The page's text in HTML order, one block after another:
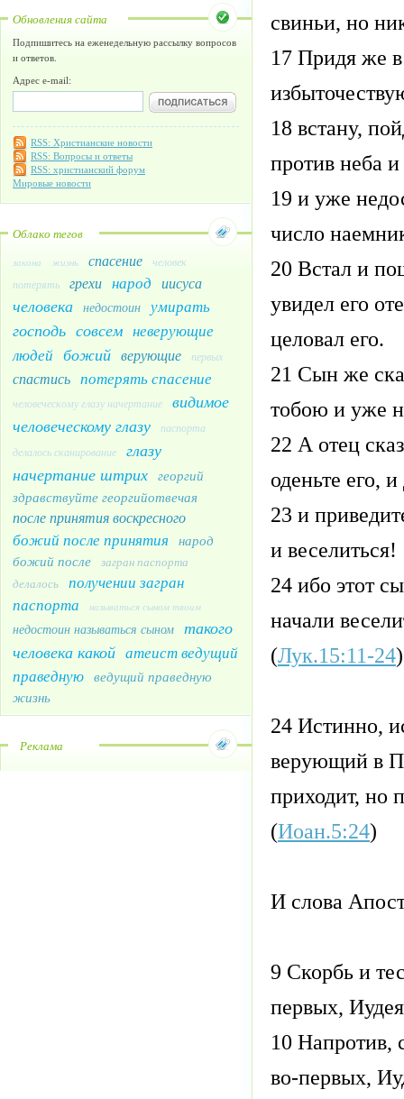
Обновления сайта
Подпишитесь на еженедельную рассылку вопросов
и ответов.
Адрес e-mail:
RSS: Христианские новости
RSS: Вопросы и ответы
RSS: христианский форум
Мировые новости
Облако тегов
закона жизнь спасение
человек
потерять
грехи народ иисуса
человека недостоин умирать
господь совсем неверующие
людей божий верующие первых
спастись потерять спасение
человеческому глазу начертание
видимое
человеческому глазу
паспорта
делалось сканирование
глазу
начертание штрих георгий
здравствуйте георгийотвечая
после принятия воскресного
божий после принятия народ
божий после
загран паспорта
делалось
получении загран
паспорта
называться сыном твоим
недостоин называться сыном такого
человека какой атеист ведущий
праведную ведущий праведную
жизнь
Реклама
свиньи, но
17 Придя же в
18 встану,
против неба
19 и уже
число
20 Встал и
увидел его
целовал его.
21 Сын же
тобою и уже
22 А отец
оденьте его,
23 и
и веселиться!
24 ибо этот
начали
(Лук.15:11-24)
24 Истинно,
верующий в
приходит, но
(Иоан.5:24)
И слова
9 Скорбь и
первых,
10 Напротив,
во-первых,